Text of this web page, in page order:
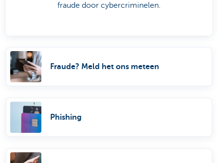
fraude door cybercriminelen.
Fraude? Meld het ons meteen
Phishing